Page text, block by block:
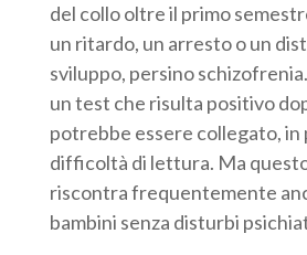
del collo oltre il primo
un ritardo, un arresto o un
sviluppo, persino
un test che risulta positivo
potrebbe essere collegato, in
difficoltà di lettura. Ma
riscontra frequentemente
bambini senza disturbi